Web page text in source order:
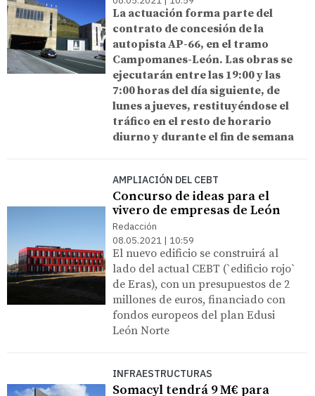
La actuación forma parte del
contrato de concesión de la
autopista AP-66, en el tramo
Campomanes-León. Las obras se
ejecutarán entre las 19:00 y las
7:00 horas del día siguiente, de
lunes a jueves, restituyéndose el
tráfico en el resto de horario
diurno y durante el fin de semana
AMPLIACIÓN DEL CEBT
Concurso de ideas para el
vivero de empresas de León
Redacción
08.05.2021 | 10:59
El nuevo edificio se construirá al
lado del actual CEBT (`edificio rojo`
de Eras), con un presupuestos de 2
millones de euros, financiado con
fondos europeos del plan Edusi
León Norte
INFRAESTRUCTURAS
Somacyl tendrá 9 M€ para